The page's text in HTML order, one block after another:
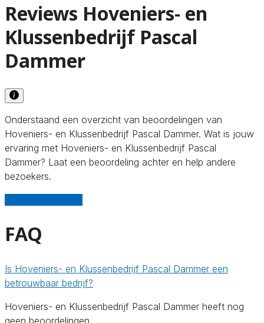
Reviews Hoveniers- en
Klussenbedrijf Pascal
Dammer
Onderstaand een overzicht van beoordelingen van
Hoveniers- en Klussenbedrijf Pascal Dammer. Wat is jouw
ervaring met Hoveniers- en Klussenbedrijf Pascal
Dammer? Laat een beoordeling achter en help andere
bezoekers.
FAQ
Is Hoveniers- en Klussenbedrijf Pascal Dammer een
betrouwbaar bedrijf?
Hoveniers- en Klussenbedrijf Pascal Dammer heeft nog
geen beoordelingen.